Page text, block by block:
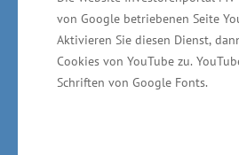
von Google betriebenen Seite
Aktivieren Sie diesen Dienst,
Cookies von YouTube zu.
Schriften von Google Fonts.
Montag, 10.07.2017, 11.00
Bölkow-Str. 2
Die IHK-